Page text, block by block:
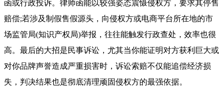
函或行政投诉。律师函能以较强姿态震慑侵权方，要求其停售
赔偿;若涉及制假售假源头，向侵权方或电商平台所在地的市
场监管局(知识产权局)举报，往往能触发行政查处，效率也很
高。最后的大招是民事诉讼，尤其当你能证明对方获利巨大或
对你品牌声誉造成严重损害时，诉讼索赔不仅能追偿经济损
失，判决结果也是彻底清理顽固侵权方的最强依据。